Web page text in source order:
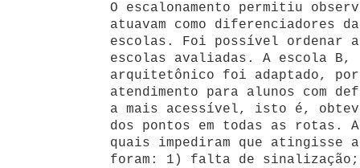
O escalonamento permitiu
atuavam como diferenciadores
escolas. Foi possível ordenar
escolas avaliadas. A escola B,
arquitetônico foi adaptado,
atendimento para alunos com
a mais acessível, isto é,
dos pontos em todas as rotas.
quais impediram que atingisse
foram: 1) falta de